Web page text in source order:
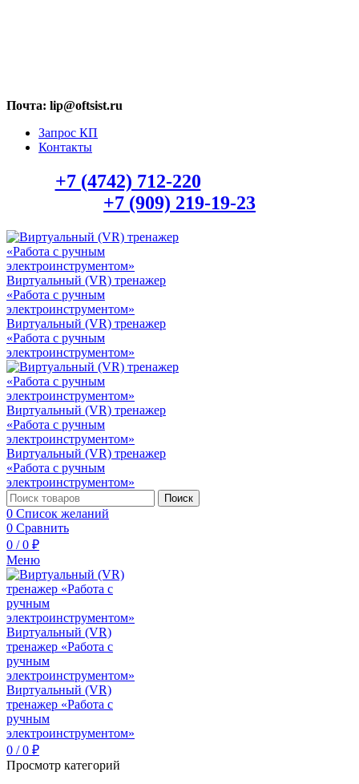
Почта: lip@oftsist.ru
Запрос КП
Контакты
+7 (4742) 712-220
+7 (909) 219-19-23
Поиск
0 Список желаний
0 Сравнить
0 / 0 ₽
Меню
0 / 0 ₽
Просмотр категорий